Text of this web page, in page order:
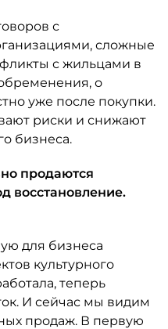
с
сложные
с жильцами в
о
уже после покупки.
риски и снижают
бизнеса.
продаются
восстановление.
для бизнеса
культурного
теперь
И сейчас мы видим
продаж. В первую